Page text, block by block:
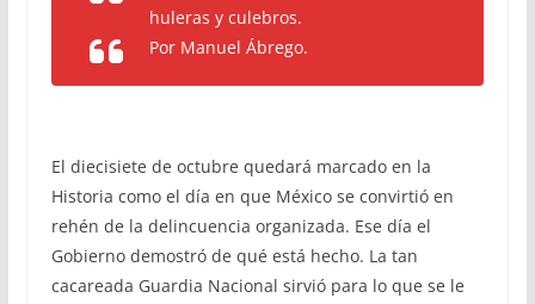
huleras y culebros.
Por Manuel Ábrego.
El diecisiete de octubre quedará marcado en la
Historia como el día en que México se convirtió en
rehén de la delincuencia organizada. Ese día el
Gobierno demostró de qué está hecho. La tan
cacareada Guardia Nacional sirvió para lo que se le